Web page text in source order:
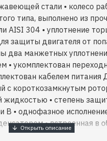
стали • колесо
типа, выполнено из
AISI 304 • уплотнение
защиты двигателя от
два манжетных
• укомплектован
кабелем питания
с короткозамкнутым
жидкостью • степень
В • однофазное
• встроенная в